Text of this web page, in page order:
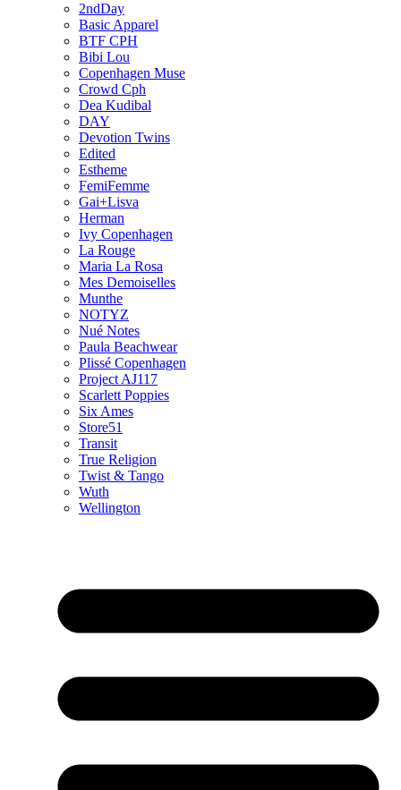
2ndDay
Basic Apparel
BTF CPH
Bibi Lou
Copenhagen Muse
Crowd Cph
Dea Kudibal
DAY
Devotion Twins
Edited
Estheme
FemiFemme
Gai+Lisva
Herman
Ivy Copenhagen
La Rouge
Maria La Rosa
Mes Demoiselles
Munthe
NOTYZ
Nué Notes
Paula Beachwear
Plissé Copenhagen
Project AJ117
Scarlett Poppies
Six Ames
Store51
Transit
True Religion
Twist & Tango
Wuth
Wellington